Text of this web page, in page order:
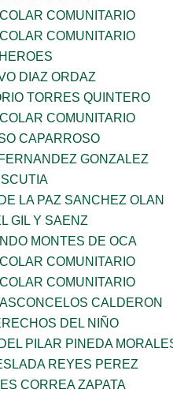
COMUNITARIO
COMUNITARIO
DIAZ ORDAZ
TORRES QUINTERO
COMUNITARIO
CAPARROSO
GONZALEZ
LA PAZ SANCHEZ OLAN
GIL Y SAENZ
MONTES DE OCA
COMUNITARIO
COMUNITARIO
CALDERON
DEL NIÑO
PILAR PINEDA
REYES PEREZ
CORREA ZAPATA